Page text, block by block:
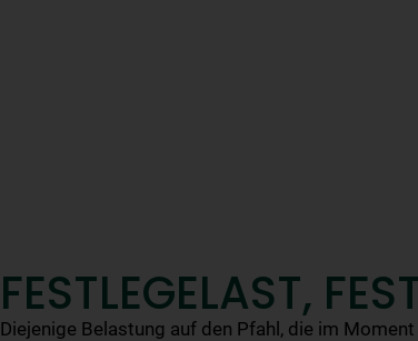
FESTLEGELAST,
Diejenige Belastung auf den Pfahl, die im